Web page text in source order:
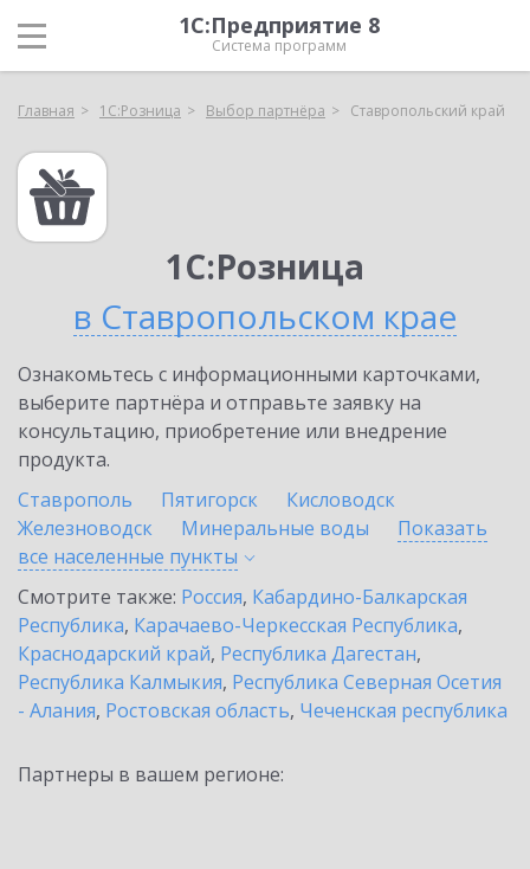
1С:Предприятие 8
Система программ
Главная 1С:Розница Выбор партнёра Ставропольский край
1С:Розница
в Ставропольском крае
Ознакомьтесь с информационными карточками,
выберите партнёра и отправьте заявку на
консультацию, приобретение или внедрение
продукта.
Ставрополь
Пятигорск
Кисловодск
Железноводск
Минеральные воды
Показать
все населенные пункты
Смотрите также: Россия, Кабардино-Балкарская
Республика, Карачаево-Черкесская Республика,
Краснодарский край, Республика Дагестан,
Республика Калмыкия, Республика Северная Осетия
- Алания, Ростовская область, Чеченская республика
Партнеры в вашем регионе: